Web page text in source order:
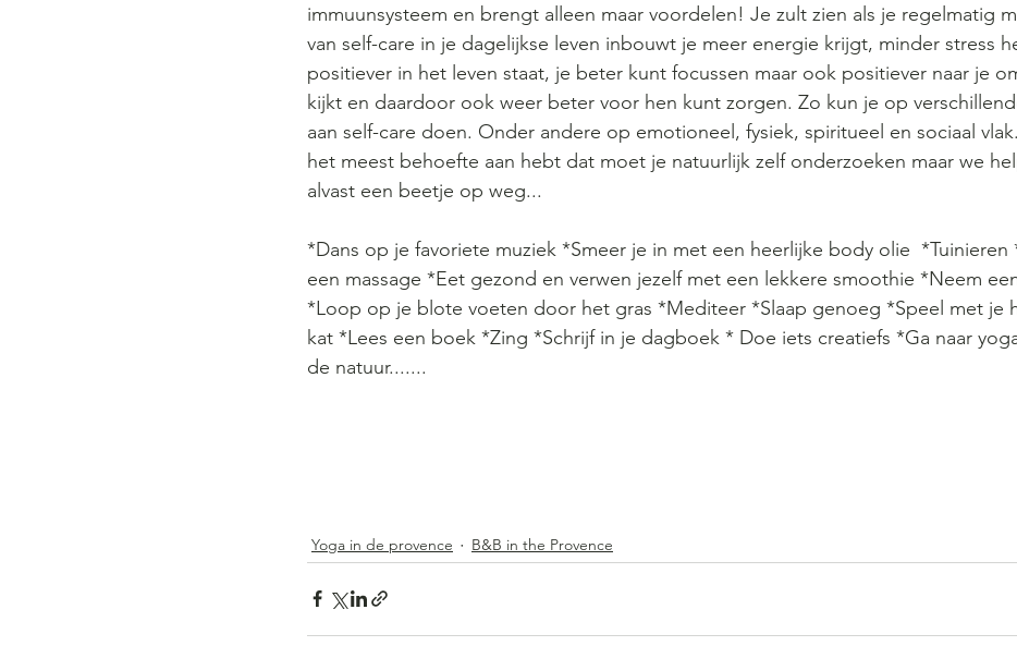
immuunsysteem en brengt alleen maar voordelen! Je zult zien als je regelmatig
van self-care in je dagelijkse leven inbouwt je meer energie krijgt, minder stress
positiever in het leven staat, je beter kunt focussen maar ook positiever naar je
kijkt en daardoor ook weer beter voor hen kunt zorgen. Zo kun je op
aan self-care doen. Onder andere op emotioneel, fysiek, spiritueel en sociaal vlak.
het meest behoefte aan hebt dat moet je natuurlijk zelf onderzoeken maar we
alvast een beetje op weg...
*Dans op je favoriete muziek *Smeer je in met een heerlijke body olie  *Tuinieren
een massage *Eet gezond en verwen jezelf met een lekkere smoothie *Neem
*Loop op je blote voeten door het gras *Mediteer *Slaap genoeg *Speel met je
kat *Lees een boek *Zing *Schrijf in je dagboek * Doe iets creatiefs *Ga naar
de natuur.......
Yoga in de provence B&B in the Provence